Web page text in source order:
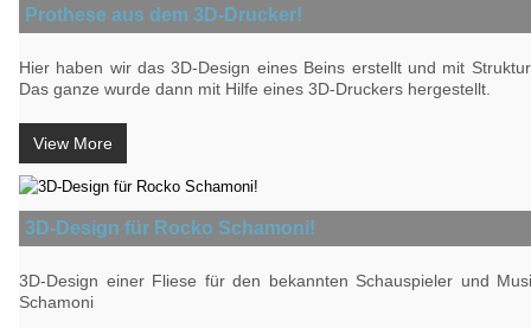
Prothese aus dem 3D-Drucker!
Hier haben wir das 3D-Design eines Beins erstellt und mit
Das ganze wurde dann mit Hilfe eines 3D-Druckers hergestellt.
View More
3D-Design für Rocko Schamoni!
3D-Design einer Fliese für den bekannten Schauspieler und
Schamoni